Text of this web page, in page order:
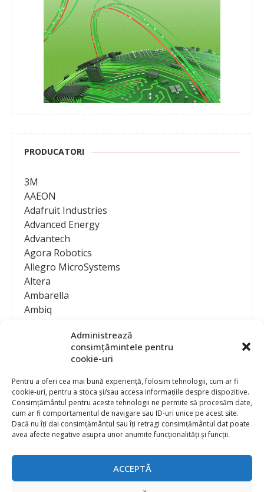
Administrează
consimțămintele pentru
cookie-uri
Pentru a oferi cea mai bună experiență, folosim tehnologii, cum ar fi
cookie-uri, pentru a stoca și/sau accesa informațiile despre dispozitive.
Consimțământul pentru aceste tehnologii ne permite să procesăm date,
cum ar fi comportamentul de navigare sau ID-uri unice pe acest site.
Dacă nu îți dai consimțământul sau îți retragi consimțământul dat poate
avea afecte negative asupra unor anumite funcționalități și funcții.
ACCEPTĂ
PRODUCATORI
3M
AAEON
Adafruit Industries
Advanced Energy
Advantech
Agora Robotics
Allegro MicroSystems
Altera
Ambarella
Ambiq
Analog Devices
Anritsu Corporation
Ansys
APS
Arduino
Arm
Asentics
ATEN International
Contact
Publicitate